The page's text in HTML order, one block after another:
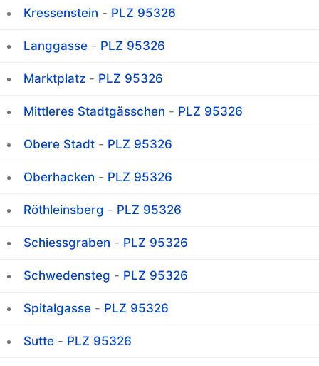
Kressenstein - PLZ 95326
Langgasse - PLZ 95326
Marktplatz - PLZ 95326
Mittleres Stadtgässchen - PLZ 95326
Obere Stadt - PLZ 95326
Oberhacken - PLZ 95326
Röthleinsberg - PLZ 95326
Schiessgraben - PLZ 95326
Schwedensteg - PLZ 95326
Spitalgasse - PLZ 95326
Sutte - PLZ 95326